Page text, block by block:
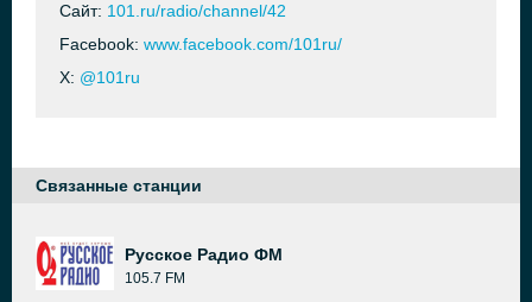
Сайт: 101.ru/radio/channel/42
Facebook: www.facebook.com/101ru/
X: @101ru
Связанные станции
Русское Радио ФМ
105.7 FM